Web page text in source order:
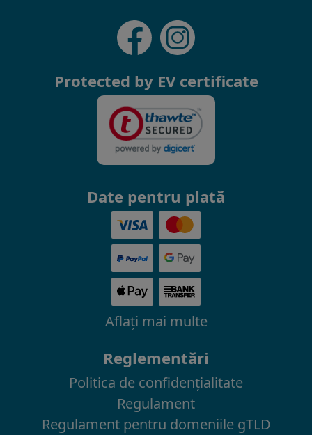
Protected by EV certificate
Date pentru plată
Aflaţi mai multe
Reglementări
Politica de confidenţialitate
Regulament
Regulament pentru domeniile gTLD